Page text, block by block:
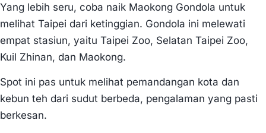
Yang lebih seru, coba naik Maokong Gondola untuk
melihat Taipei dari ketinggian. Gondola ini melewati
empat stasiun, yaitu Taipei Zoo, Selatan Taipei Zoo,
Kuil Zhinan, dan Maokong.
Spot ini pas untuk melihat pemandangan kota dan
kebun teh dari sudut berbeda, pengalaman yang pasti
berkesan.